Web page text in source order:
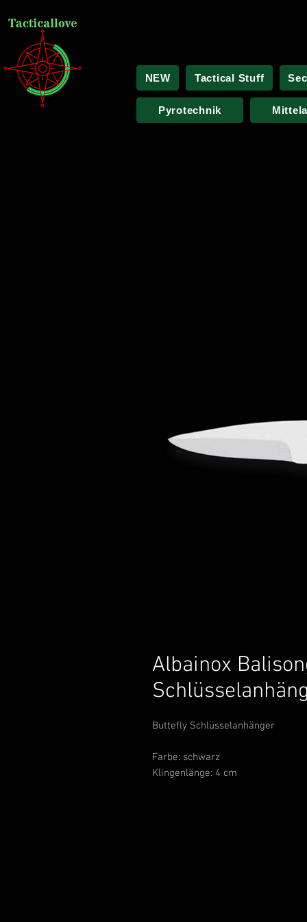
NEW Tactical Stuff
Pyrotechnik
Albainox
Buttefly Schlüsselanhänger
Farbe: schwarz
Klingenlänge: 4 cm